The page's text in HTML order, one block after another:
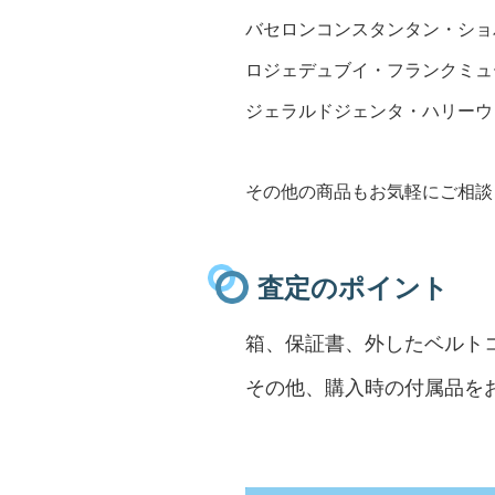
バセロンコンスタンタン・シ
ロジェデュブイ・フランクミ
ジェラルドジェンタ・ハリー
その他の商品もお気軽にご相
査定のポイント
箱、保証書、外したベルト
その他、購入時の付属品を